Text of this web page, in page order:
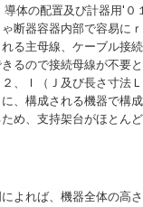
導体の配置及び計器用′０
断器容器内部で容易に
る主母線、ケーブル接
るので接続母線が不要と
、Ｉ（Ｊ及び長さ寸法
、構成される機器で構
め、支持架台がほとん
よれば、機器全体の高さ